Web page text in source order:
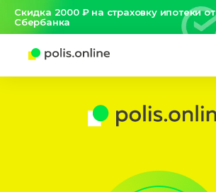
Скидка 2000 ₽ на страховку ипотеки от
Сбербанка